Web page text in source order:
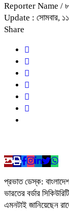
Reporter Name /
Update : সোমবার,
Share
প্রভাত ডেস্ক:
ভারতের বর্ডার
এমনটাই জানিয়েছেন